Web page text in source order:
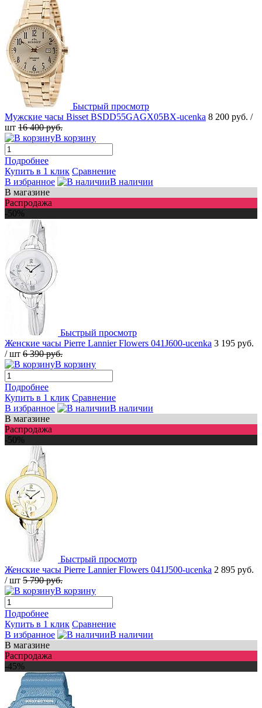
Быстрый просмотр
Мужские часы Bisset BSDD55GAGX05BX-ucenka 8 200 руб. /
шт 16 400 руб.
В корзину
Подробнее
Купить в 1 клик Сравнение
В избранное
В наличии
В магазине
Распродажа
-50%
Быстрый просмотр
Женские часы Pierre Lannier Flowers 041J600-ucenka 3 195 руб.
/ шт 6 390 руб.
В корзину
Подробнее
Купить в 1 клик Сравнение
В избранное
В наличии
В магазине
Распродажа
-50%
Быстрый просмотр
Женские часы Pierre Lannier Flowers 041J500-ucenka 2 895 руб.
/ шт 5 790 руб.
В корзину
Подробнее
Купить в 1 клик Сравнение
В избранное
В наличии
В магазине
Распродажа
-45%